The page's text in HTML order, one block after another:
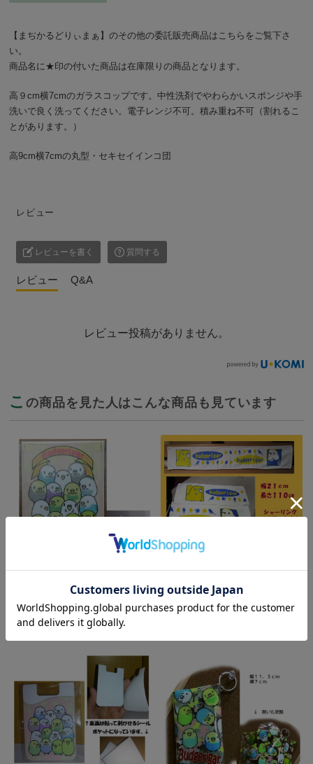
【まぢかるどりぃまぁ】のその他の委託販売商品はこちらをご覧下さ
い。
商品名に★印の付いた商品は在庫限りの商品となります。
高９cm横7cmのガラスコップです。中性洗剤でやわらかいスポンジや手
洗いで良く洗ってください。電子レンジ不可。積み重ね不可（割れるこ
とがあります。）
高9cm横7cmの丸型・セキセイインコ団
レビュー
レビューを書く 質問する
レビュー Q&A
レビュー投稿がありません。
こ の商品を見た人はこんな商品も見ています
【まぢかるどりぃまぁ】ミラー/
セキセイインコ
¥800(税込)
【まぢかるどりぃまぁ】マフラ